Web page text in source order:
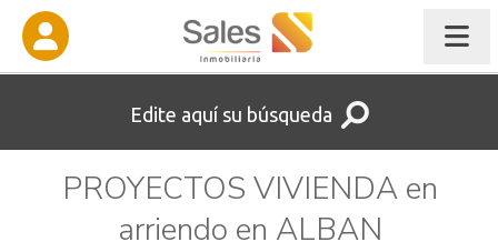
Edite aquí su búsqueda
PROYECTOS VIVIENDA en
arriendo en ALBAN